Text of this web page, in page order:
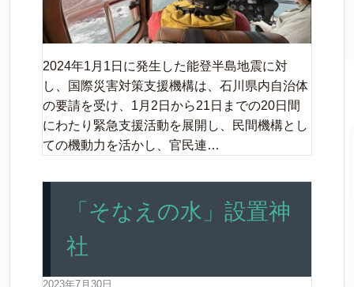
2024年1月1日に発生した能登半島地震に対
し、国際災害対策支援機構は、石川県内自治体
の要請を受け、1月2日から21日までの20日間
にわたり緊急支援活動を展開し、民間機構とし
ての機動力を活かし、官民連…
「そなえの水」設置神
社
2023年7月30日